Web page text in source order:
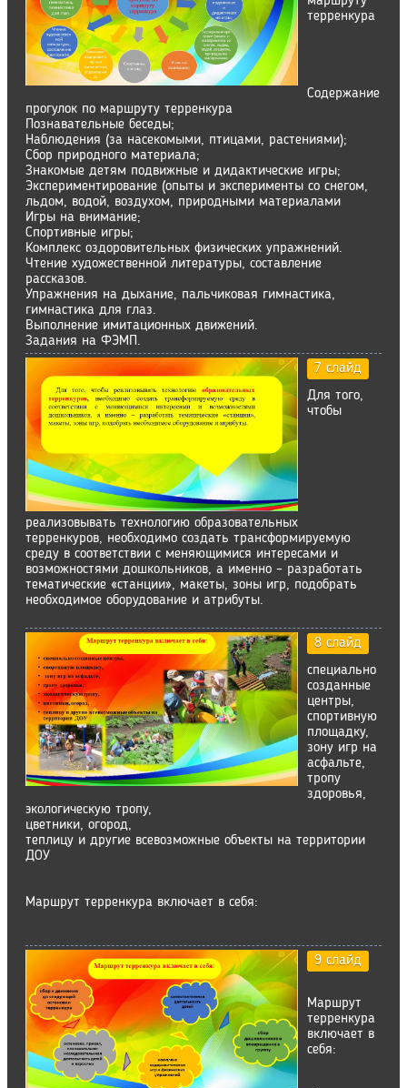
терренкура
Содержание
прогулок по маршруту терренкура
Познавательные беседы;
Наблюдения (за насекомыми, птицами, растениями);
Сбор природного материала;
Знакомые детям подвижные и дидактические игры;
Экспериментирование (опыты и эксперименты со снегом,
льдом, водой, воздухом, природными материалами
Игры на внимание;
Спортивные игры;
Комплекс оздоровительных физических упражнений.
Чтение художественной литературы, составление
рассказов.
Упражнения на дыхание, пальчиковая гимнастика,
гимнастика для глаз.
Выполнение имитационных движений.
Задания на ФЭМП.
7 слайд
Для того,
чтобы
реализовывать технологию образовательных
терренкуров, необходимо создать трансформируемую
среду в соответствии с меняющимися интересами и
возможностями дошкольников, а именно – разработать
тематические «станции», макеты, зоны игр, подобрать
необходимое оборудование и атрибуты.
8 слайд
специально
созданные
центры,
спортивную
площадку,
зону игр на
асфальте,
тропу
здоровья,
экологическую тропу,
цветники, огород,
теплицу и другие всевозможные объекты на территории
ДОУ
Маршрут терренкура включает в себя:
9 слайд
Маршрут
терренкура
включает в
себя: